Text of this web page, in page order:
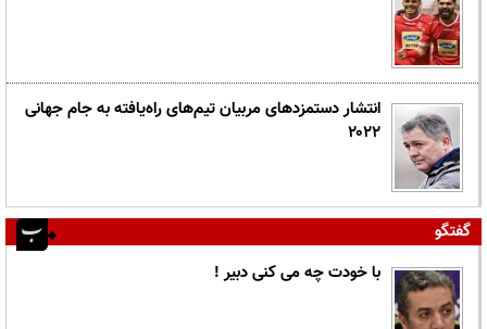
انتشار دستمزدهای مربیان تیم‌های راه‌یافته به جام جهانی
۲۰۲۲
گفتگو
با خودت چه می کنی دبیر !